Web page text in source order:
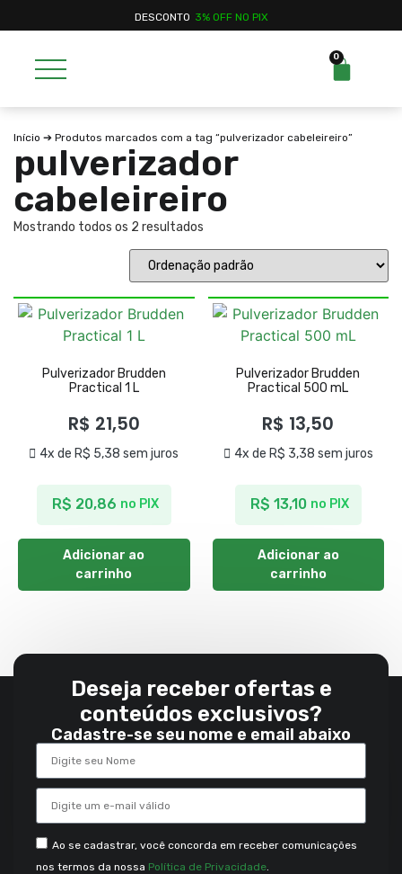
DESCONTO 3% OFF NO PIX
0
Início ➔ Produtos marcados com a tag “pulverizador cabeleireiro”
pulverizador
cabeleireiro
Mostrando todos os 2 resultados
Pulverizador Brudden
Practical 1 L
R$ 21,50
4x de R$ 5,38 sem juros
R$ 20,86 no PIX
Adicionar ao
carrinho
Pulverizador Brudden
Practical 500 mL
R$ 13,50
4x de R$ 3,38 sem juros
R$ 13,10 no PIX
Adicionar ao
carrinho
Deseja receber ofertas e
conteúdos exclusivos?
Cadastre-se seu nome e email abaixo
Ao se cadastrar, você concorda em receber comunicações
nos termos da nossa Política de Privacidade